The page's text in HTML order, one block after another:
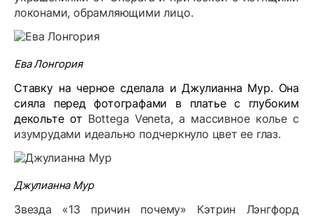
локонами, обрамляющими лицо.
Ева Лонгория
Ставку на черное сделала и Джулианна Мур. Она
сияла перед фотографами в платье с глубоким
декольте от Bottega Veneta, а массивное колье с
изумрудами идеально подчеркнуло цвет ее глаз.
Джулианна Мур
Звезда «13 причин почему» Кэтрин Лэнгфорд